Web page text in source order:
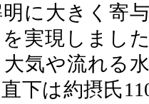
に大きく寄
実現しまし
気や流れる
下は約摂氏